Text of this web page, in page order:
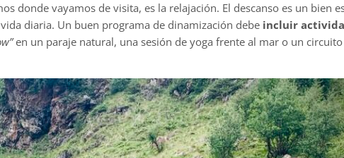
donde vayamos de visita, es la relajación. El descanso es un bien
diaria. Un buen programa de dinamización debe incluir
en un paraje natural, una sesión de yoga frente al mar o un